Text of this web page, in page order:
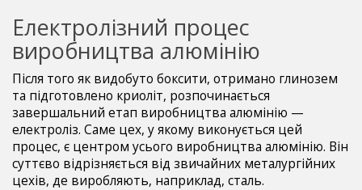
Електролізний процес
виробництва алюмінію
Після того як видобуто боксити, отримано глинозем
та підготовлено криоліт, розпочинається
завершальний етап виробництва алюмінію —
електроліз. Саме цех, у якому виконується цей
процес, є центром усього виробництва алюмінію. Він
суттєво відрізняється від звичайних металургійних
цехів, де виробляють, наприклад, сталь.